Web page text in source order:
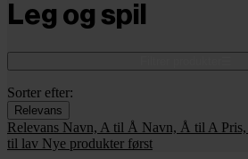
Leg og spil
Sorter efter:
Relevans
Relevans Navn, A til Å Navn, Å til A
til lav Nye produkter først